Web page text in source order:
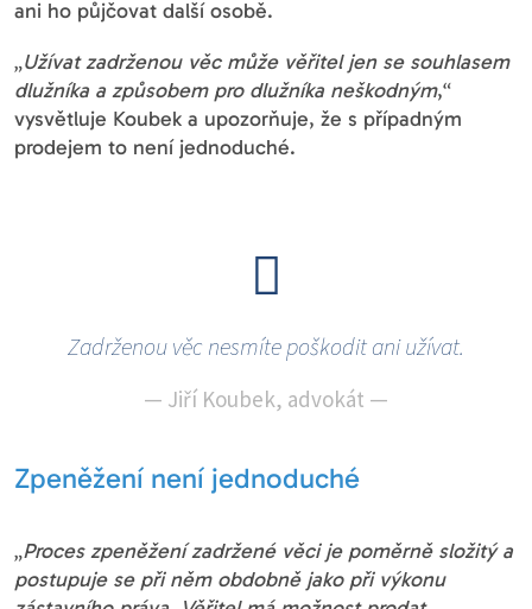
ani ho půjčovat další osobě.
„Užívat zadrženou věc může věřitel jen se souhlasem
dlužníka a způsobem pro dlužníka neškodným,“
vysvětluje Koubek a upozorňuje, že s případným
prodejem to není jednoduché.
Zadrženou věc nesmíte poškodit ani užívat.
— Jiří Koubek, advokát —
Zpeněžení není jednoduché
„Proces zpeněžení zadržené věci je poměrně složitý a
postupuje se při něm obdobně jako při výkonu